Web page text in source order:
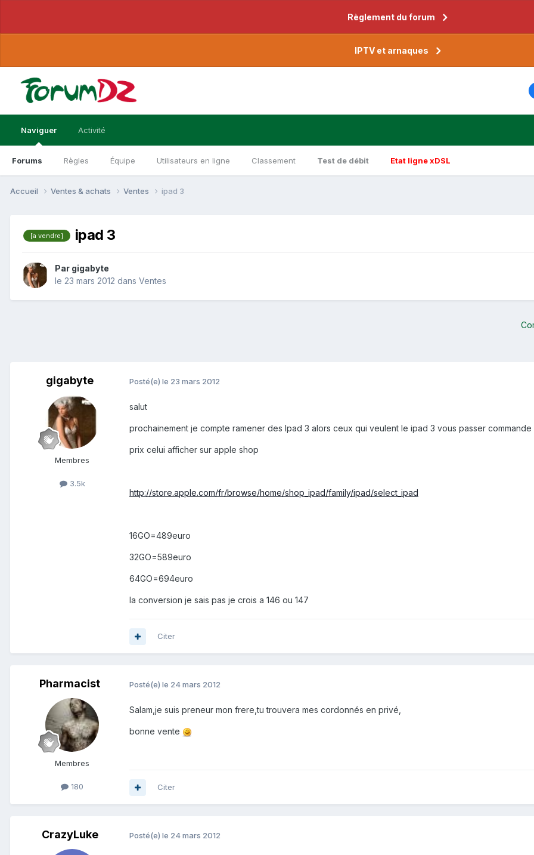
Règlement du forum
IPTV et arnaques
Naviguer
Forums Règles Équipe Utilisateurs en ligne Classement Test de débit Etat ligne xDSL
Activité
Accueil Ventes & achats Ventes ipad 3
[a vendre] ipad 3
Par gigabyte
le 23 mars 2012 dans Ventes
gigabyte
Membres
3.5k
Posté(e) le 23 mars 2012
salut
prochainement je compte ramener des Ipad 3 alors ceux qui veulent le ipad 3 vous passer
prix celui afficher sur apple shop
http://store.apple.com/fr/browse/home/shop_ipad/family/ipad/select_ipad
16GO=489euro
32GO=589euro
64GO=694euro
la conversion je sais pas je crois a 146 ou 147
Citer
Pharmacist
Membres
180
Posté(e) le 24 mars 2012
Salam,je suis preneur mon frere,tu trouvera mes cordonnés en privé,
bonne vente
Citer
CrazyLuke Posté(e) le 24 mars 2012